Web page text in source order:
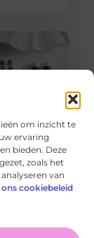
om inzicht te
ervaring
bieden. Deze
zoals het
van
ons cookiebeleid
voor jouw